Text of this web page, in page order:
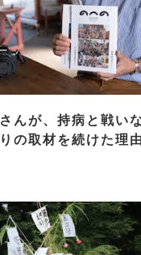
んが、持病と戦い
の取材を続けた理